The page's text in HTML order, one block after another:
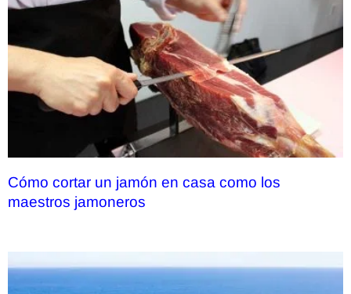
Cómo cortar un jamón en casa como los
maestros jamoneros